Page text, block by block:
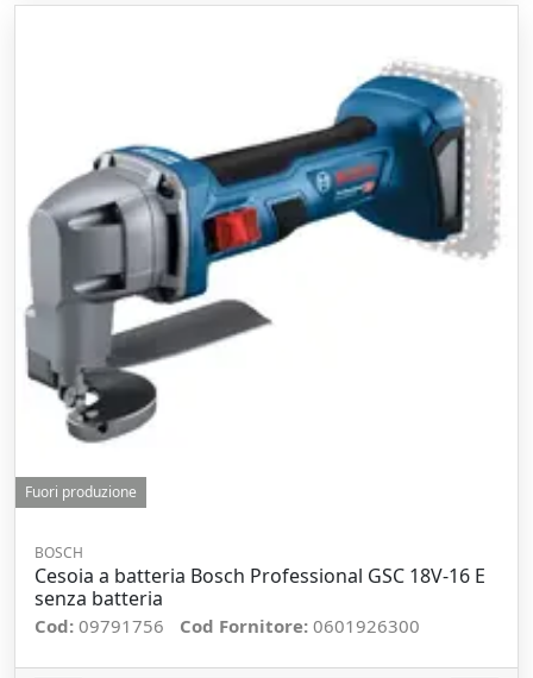
Fuori produzione
BOSCH
Cesoia a batteria Bosch Professional GSC 18V-16 E
senza batteria
Cod: 09791756 Cod Fornitore: 0601926300